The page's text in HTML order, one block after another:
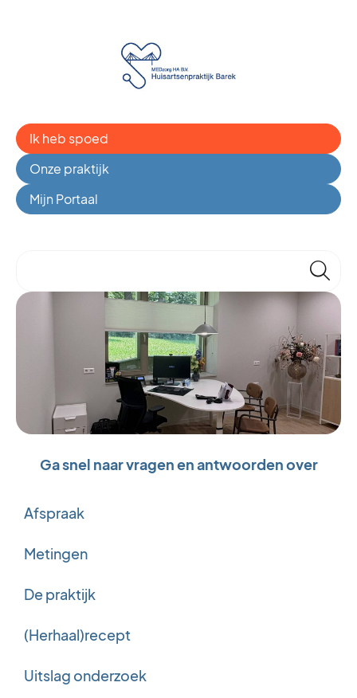
Onze praktijk
Mijn Portaal
Ik heb spoed
🔎
Ga snel naar vragen en antwoorden over
Afspraak
Metingen
De praktijk
(Herhaal)recept
Uitslag onderzoek